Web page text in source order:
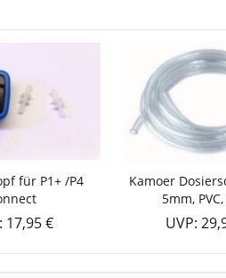
für P1+ /P4
17,95 €
Kamoer
5mm,
UVP: